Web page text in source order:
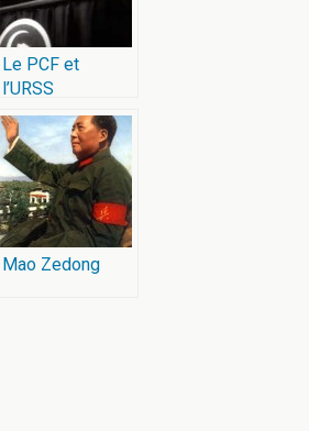
Le PCF et
l’URSS
Mao Zedong